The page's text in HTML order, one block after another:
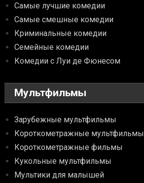
Самые лучшие комедии
Самые смешные комедии
Криминальные комедии
Семейные комедии
Комедии с Луи де Фюнесом
Мультфильмы
Зарубежные мультфильмы
Короткометражные мультфильмы
Короткометражные фильмы
Кукольные мультфильмы
Мультики для малышей